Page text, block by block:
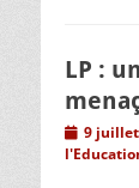
LP :
Posted
on
9 juillet